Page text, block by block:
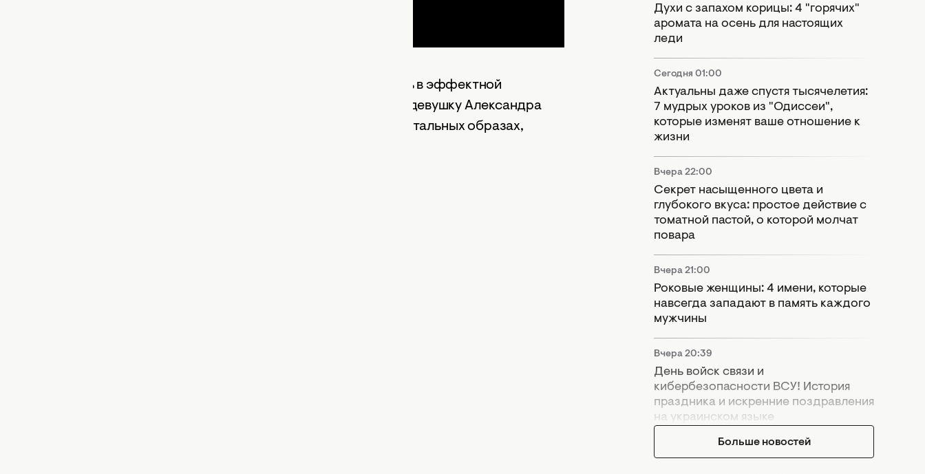
Инна Белень стала лицом линейки одежды и снялась в эффектной
фотосессии. На этих кадрах трудно узнать бывшую девушку Александра
Терена. Звезда "Холостяка" позирует в довольно брутальных образах,
Духи с запахом корицы: 4 "горячих"
аромата на осень для настоящих
леди
Сегодня 01:00
Актуальны даже спустя тысячелетия:
7 мудрых уроков из "Одиссеи",
которые изменят ваше отношение к
жизни
Вчера 22:00
Секрет насыщенного цвета и
глубокого вкуса: простое действие с
томатной пастой, о которой молчат
повара
Вчера 21:00
Роковые женщины: 4 имени, которые
навсегда западают в память каждого
мужчины
Вчера 20:39
День войск связи и
кибербезопасности ВСУ! История
праздника и искренние поздравления
на украинском языке
Больше новостей